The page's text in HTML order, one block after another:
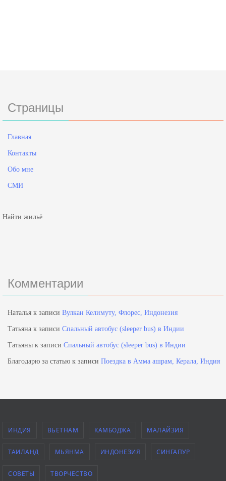
Страницы
Главная
Контакты
Обо мне
СМИ
Найти жильё
Комментарии
Наталья к записи Вулкан Келимуту, Флорес, Индонезия
Татьяна к записи Спальный автобус (sleeper bus) в Индии
Татьяны к записи Спальный автобус (sleeper bus) в Индии
Благодарю за статью к записи Поездка в Амма ашрам, Керала, Индия
ИНДИЯ ВЬЕТНАМ КАМБОДЖА МАЛАЙЗИЯ
ТАИЛАНД МЬЯНМА ИНДОНЕЗИЯ СИНГАПУР
СОВЕТЫ ТВОРЧЕСТВО